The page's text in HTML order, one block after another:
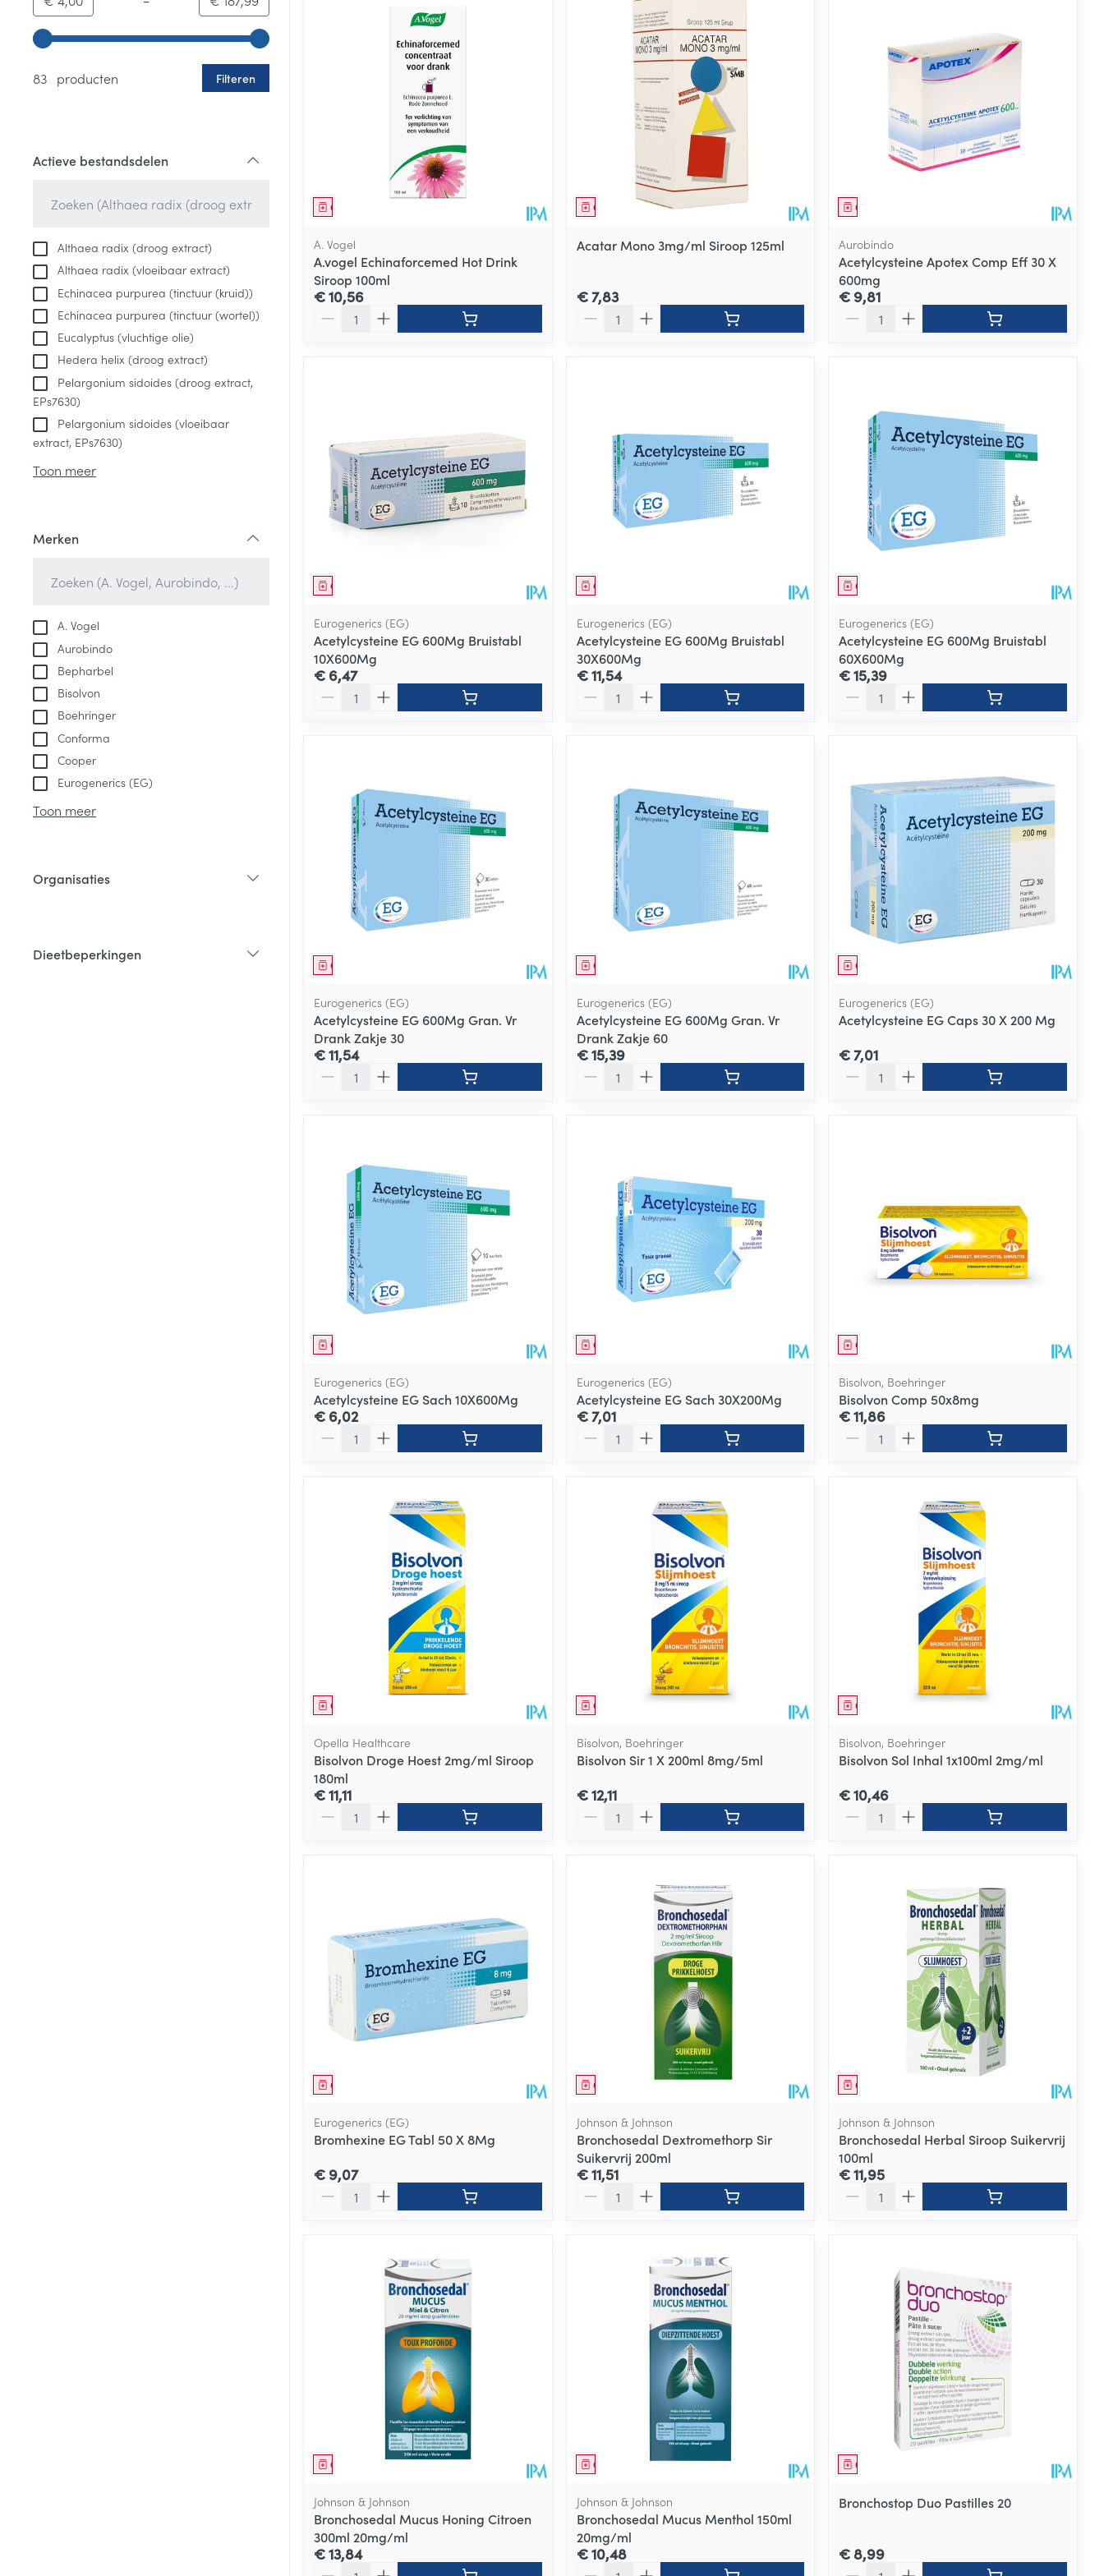
Gebruik de pijltjestoetsen links en rechts om de minimale en maximale prijswaarden aan te passen.
83 producten
Filteren
Actieve bestandsdelen
Althaea radix (droog extract)
Althaea radix (vloeibaar extract)
Echinacea purpurea (tinctuur (kruid))
Echinacea purpurea (tinctuur (wortel))
Eucalyptus (vluchtige olie)
Hedera helix (droog extract)
Pelargonium sidoides (droog extract,
EPs7630)
Pelargonium sidoides (vloeibaar
extract, EPs7630)
Toon meer
Merken
A. Vogel
Aurobindo
Bepharbel
Bisolvon
Boehringer
Conforma
Cooper
Eurogenerics (EG)
Toon meer
Organisaties
Dieetbeperkingen
Geneesmiddel
A. Vogel
A.vogel Echinaforcemed Hot Drink
Siroop 100ml
€ 10,56
Geneesmiddel
Acatar Mono 3mg/ml Siroop 125ml
€ 7,83
Geneesmiddel
Aurobindo
Acetylcysteine Apotex Comp Eff 30 X
600mg
€ 9,81
Geneesmiddel
Eurogenerics (EG)
Acetylcysteine EG 600Mg Bruistabl
10X600Mg
€ 6,47
Geneesmiddel
Eurogenerics (EG)
Acetylcysteine EG 600Mg Bruistabl
30X600Mg
€ 11,54
Geneesmiddel
Eurogenerics (EG)
Acetylcysteine EG 600Mg Bruistabl
60X600Mg
€ 15,39
Geneesmiddel
Eurogenerics (EG)
Acetylcysteine EG 600Mg Gran. Vr
Drank Zakje 30
€ 11,54
Geneesmiddel
Eurogenerics (EG)
Acetylcysteine EG 600Mg Gran. Vr
Drank Zakje 60
€ 15,39
Geneesmiddel
Eurogenerics (EG)
Acetylcysteine EG Caps 30 X 200 Mg
€ 7,01
Geneesmiddel
Eurogenerics (EG)
Acetylcysteine EG Sach 10X600Mg
€ 6,02
Geneesmiddel
Eurogenerics (EG)
Acetylcysteine EG Sach 30X200Mg
€ 7,01
Geneesmiddel
Bisolvon, Boehringer
Bisolvon Comp 50x8mg
€ 11,86
Geneesmiddel
Opella Healthcare
Bisolvon Droge Hoest 2mg/ml Siroop
180ml
€ 11,11
Geneesmiddel
Bisolvon, Boehringer
Bisolvon Sir 1 X 200ml 8mg/5ml
€ 12,11
Geneesmiddel
Bisolvon, Boehringer
Bisolvon Sol Inhal 1x100ml 2mg/ml
€ 10,46
Geneesmiddel
Eurogenerics (EG)
Bromhexine EG Tabl 50 X 8Mg
€ 9,07
Geneesmiddel
Johnson & Johnson
Bronchosedal Dextromethorp Sir
Suikervrij 200ml
€ 11,51
Geneesmiddel
Johnson & Johnson
Bronchosedal Herbal Siroop Suikervrij
100ml
€ 11,95
Geneesmiddel
Johnson & Johnson
Bronchosedal Mucus Honing Citroen
300ml 20mg/ml
€ 13,84
Geneesmiddel
Johnson & Johnson
Bronchosedal Mucus Menthol 150ml
20mg/ml
€ 10,48
Geneesmiddel
Bronchostop Duo Pastilles 20
€ 8,99